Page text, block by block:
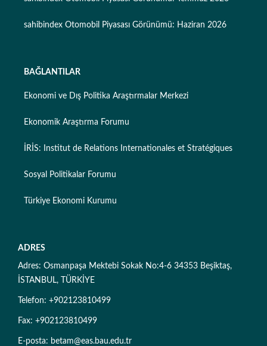
sahibindex Otomobil Piyasası Görünümü: Haziran 2026
BAĞLANTILAR
Ekonomi ve Dış Politika Araştırmalar Merkezi
Ekonomik Araştırma Forumu
İRİS: Institut de Relations Internationales et Stratégiques
Sosyal Politikalar Forumu
Türkiye Ekonomi Kurumu
ADRES
Adres: Osmanpaşa Mektebi Sokak No:4-6 34353 Beşiktaş,
İSTANBUL, TÜRKİYE
Telefon: +902123810499
Fax: +902123810499
E-posta: betam@eas.bau.edu.tr